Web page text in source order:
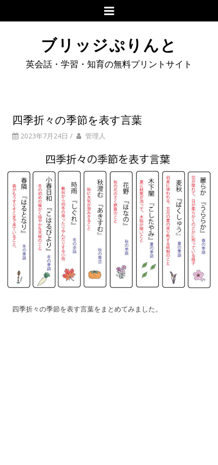
ブリッジぷりんと
英会話・学習・知育の無料プリントサイト
四季折々の季節を表す言葉
2023年7月24日 / 管理人
四季折々の季節を表す言葉をまとめてみました。